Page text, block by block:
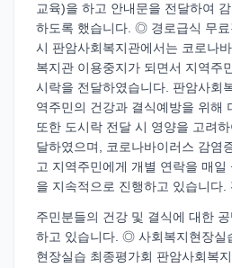
교육)을 하고 안내문을 전달하여
하도록 했습니다. ◎ 경로급식 무
시 판암사회복지관에서는 코로나
복지관 이용중지가 되면서 지역주
시락을 전달하였습니다. 판암사회
역주민의 건강과 결식예방을 위해
또한 도시락 전달 시 영양을 고려
달하였으며, 코로나바이러스 감염
고 지역주민에게 개별 연락을 매
을 지속적으로 진행하고 있습니다.
주민분들의 건강 및 결식에 대한
하고 있습니다. ◎ 사회복지현장실
현장실습 최종평가회 판암사회복